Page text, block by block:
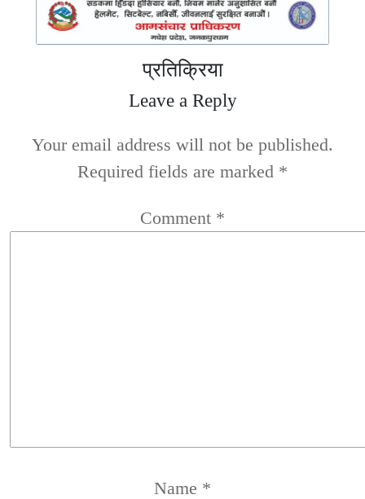
प्रतिक्रिया
Leave a Reply
Your email address will not be published.
Required fields are marked *
Comment *
Name *